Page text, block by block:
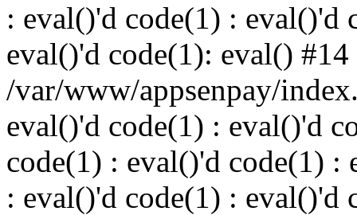
: eval()'d code(1) : eval()'d
eval()'d code(1): eval() #14
/var/www/appsenpay/
eval()'d code(1) : eval()'d
code(1) : eval()'d code(1) :
: eval()'d code(1) : eval()'d